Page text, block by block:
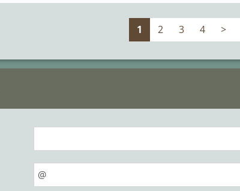
1 2 3 4 >